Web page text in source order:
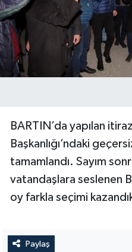
BARTIN’da yapılan
Başkanlığı’ndaki
tamamlandı. Sayım
vatandaşlara seslenen
oy farkla seçimi
Paylaş